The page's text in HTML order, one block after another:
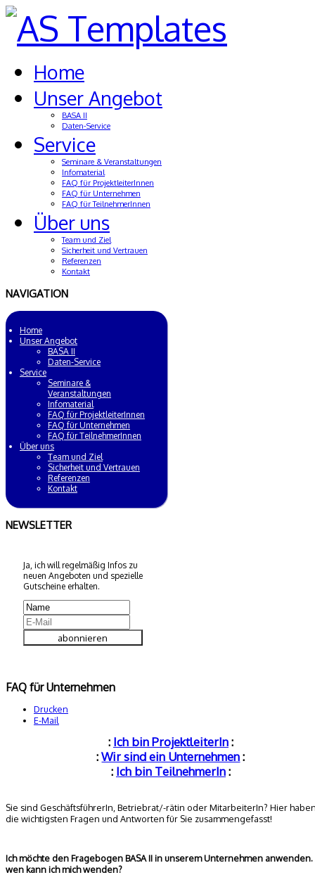
Home
Unser Angebot
BASA II
Daten-Service
Service
Seminare & Veranstaltungen
Infomaterial
FAQ für ProjektleiterInnen
FAQ für Unternehmen
FAQ für TeilnehmerInnen
Über uns
Team und Ziel
Sicherheit und Vertrauen
Referenzen
Kontakt
NAVIGATION
Home
Unser Angebot
BASA II
Daten-Service
Service
Seminare &
Veranstaltungen
Infomaterial
FAQ für ProjektleiterInnen
FAQ für Unternehmen
FAQ für TeilnehmerInnen
Über uns
Team und Ziel
Sicherheit und Vertrauen
Referenzen
Kontakt
NEWSLETTER
Ja, ich will regelmäßig Infos zu
neuen Angeboten und spezielle
Gutscheine erhalten.
FAQ für Unternehmen
Drucken
E-Mail
: Ich bin ProjektleiterIn:
:Wir sind ein Unternehmen:
: Ich bin TeilnehmerIn:
Sie sind GeschäftsführerIn, Betriebrat/-rätin oder MitarbeiterIn? Hier
die wichtigsten Fragen und Antworten für Sie zusammengefasst!
Ich möchte den Fragebogen BASA II in unserem Unternehmen anwenden.
wen kann ich mich wenden?